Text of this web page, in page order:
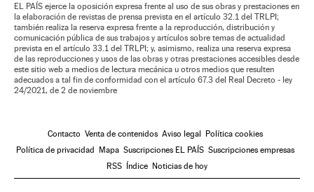
EL PAÍS ejerce la oposición expresa frente al uso de sus obras y prestaciones en
la elaboración de revistas de prensa prevista en el artículo 32.1 del TRLPI;
también realiza la reserva expresa frente a la reproducción, distribución y
comunicación pública de sus trabajos y artículos sobre temas de actualidad
prevista en el artículo 33.1 del TRLPI; y, asimismo, realiza una reserva expresa
de las reproducciones y usos de las obras y otras prestaciones accesibles desde
este sitio web a medios de lectura mecánica u otros medios que resulten
adecuados a tal fin de conformidad con el artículo 67.3 del Real Decreto - ley
24/2021, de 2 de noviembre
Contacto Venta de contenidos Aviso legal
Política cookies
Política de privacidad
Mapa Suscripciones EL PAÍS Suscripciones empresas
RSS
Índice Noticias de hoy